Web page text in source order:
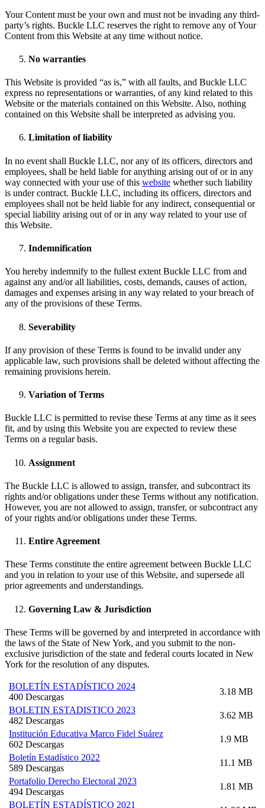
Your Content must be your own and must not be invading any third-
party’s rights. Buckle LLC reserves the right to remove any of Your
Content from this Website at any time without notice.
No warranties
This Website is provided “as is,” with all faults, and Buckle LLC
express no representations or warranties, of any kind related to this
Website or the materials contained on this Website. Also, nothing
contained on this Website shall be interpreted as advising you.
Limitation of liability
In no event shall Buckle LLC, nor any of its officers, directors and
employees, shall be held liable for anything arising out of or in any
way connected with your use of this website whether such liability
is under contract. Buckle LLC, including its officers, directors and
employees shall not be held liable for any indirect, consequential or
special liability arising out of or in any way related to your use of
this Website.
Indemnification
You hereby indemnify to the fullest extent Buckle LLC from and
against any and/or all liabilities, costs, demands, causes of action,
damages and expenses arising in any way related to your breach of
any of the provisions of these Terms.
Severability
If any provision of these Terms is found to be invalid under any
applicable law, such provisions shall be deleted without affecting the
remaining provisions herein.
Variation of Terms
Buckle LLC is permitted to revise these Terms at any time as it sees
fit, and by using this Website you are expected to review these
Terms on a regular basis.
Assignment
The Buckle LLC is allowed to assign, transfer, and subcontract its
rights and/or obligations under these Terms without any notification.
However, you are not allowed to assign, transfer, or subcontract any
of your rights and/or obligations under these Terms.
Entire Agreement
These Terms constitute the entire agreement between Buckle LLC
and you in relation to your use of this Website, and supersede all
prior agreements and understandings.
Governing Law & Jurisdiction
These Terms will be governed by and interpreted in accordance with
the laws of the State of New York, and you submit to the non-
exclusive jurisdiction of the state and federal courts located in New
York for the resolution of any disputes.
BOLETÍN ESTADÍSTICO 2024
400 Descargas
3.18 MB
BOLETIN ESTADISTICO 2023
482 Descargas
3.62 MB
Institución Educativa Marco Fidel Suárez
602 Descargas
1.9 MB
Boletín Estadístico 2022
589 Descargas
11.1 MB
Portafolio Derecho Electoral 2023
494 Descargas
1.81 MB
BOLETÍN ESTADÍSTICO 2021